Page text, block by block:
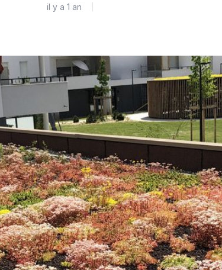
il y a 1 an